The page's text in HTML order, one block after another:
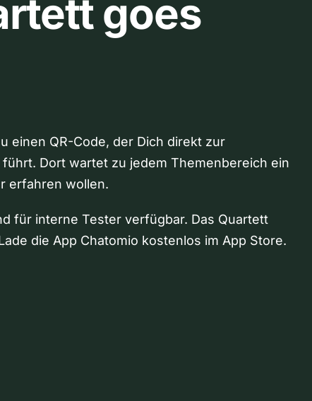
goes
einen QR-Code, der Dich direkt zur
Dort wartet zu jedem Themenbereich ein
erfahren wollen.
für interne Tester verfügbar. Das Quartett
die App Chatomio kostenlos im App Store.